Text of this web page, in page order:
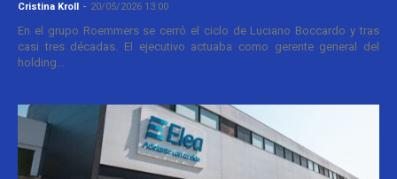
Cristina Kroll - 20/05/2026 13:00
En el grupo Roemmers se cerró el ciclo de Luciano Boccardo y tras
casi tres décadas. El ejecutivo actuaba como gerente general del
holding...